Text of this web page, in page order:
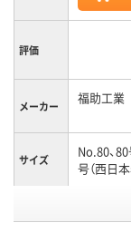
評価
メーカー 福助工業
サイズ
No.80、
号（西日本